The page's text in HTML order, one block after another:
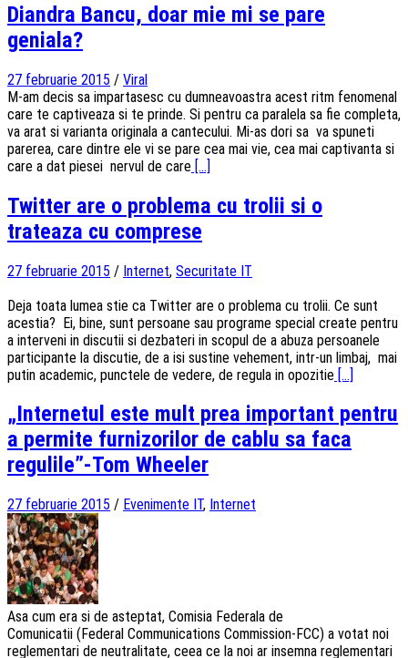
Diandra Bancu, doar mie mi se pare
geniala?
27 februarie 2015 / Viral
M-am decis sa impartasesc cu dumneavoastra acest ritm fenomenal
care te captiveaza si te prinde. Si pentru ca paralela sa fie completa,
va arat si varianta originala a cantecului. Mi-as dori sa va spuneti
parerea, care dintre ele vi se pare cea mai vie, cea mai captivanta si
care a dat piesei nervul de care [...]
Twitter are o problema cu trolii si o
trateaza cu comprese
27 februarie 2015 / Internet, Securitate IT
Deja toata lumea stie ca Twitter are o problema cu trolii. Ce sunt
acestia? Ei, bine, sunt persoane sau programe special create pentru
a interveni in discutii si dezbateri in scopul de a abuza persoanele
participante la discutie, de a isi sustine vehement, intr-un limbaj, mai
putin academic, punctele de vedere, de regula in opozitie [...]
„Internetul este mult prea important pentru
a permite furnizorilor de cablu sa faca
regulile”-Tom Wheeler
27 februarie 2015 / Evenimente IT, Internet
Asa cum era si de asteptat, Comisia Federala de
Comunicatii (Federal Communications Commission-FCC) a votat noi
reglementari de neutralitate, ceea ce la noi ar insemna reglementari